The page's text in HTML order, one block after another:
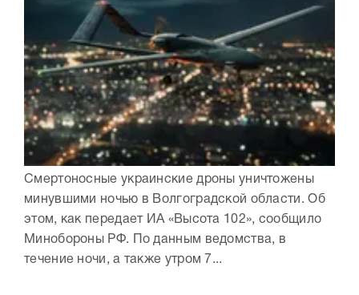
Смертоносные украинские дроны уничтожены
минувшими ночью в Волгоградской области. Об
этом, как передает ИА «Высота 102», сообщило
Минобороны РФ. По данным ведомства, в
течение ночи, а также утром 7...